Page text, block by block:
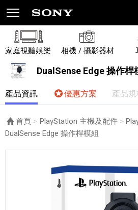
家庭視聽娛樂 相機 / 攝影器材
DualSense Edge 操作桿
產品資訊 優惠方案 產品規
首頁 PlayStation 主機及配件
目前頁面：
DualSense Edge 操作桿模組